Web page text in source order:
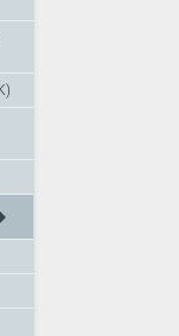
arrow_right